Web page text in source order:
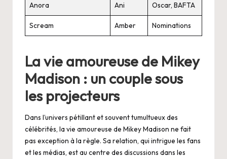
Anora Ani Oscar, BAFTA
Scream Amber Nominations
La vie amoureuse de Mikey
Madison : un couple sous
les projecteurs
Dans l’univers pétillant et souvent tumultueux des
célébrités, la vie amoureuse de Mikey Madison ne fait
pas exception à la règle. Sa relation, qui intrigue les fans
et les médias, est au centre des discussions dans les